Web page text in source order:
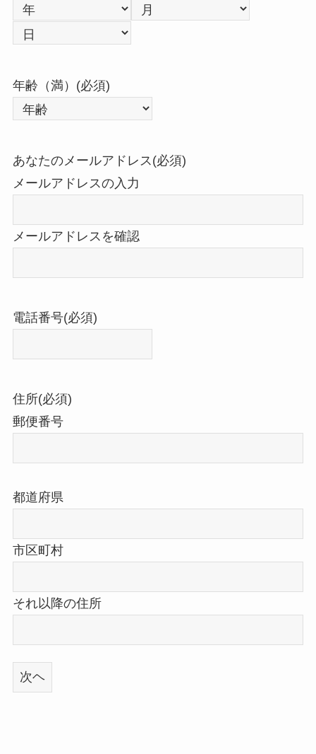
年
日
年齢（満） (必須)
あなたのメールアドレス(必須)
メールアドレスの入力
メールアドレスを確認
電話番号(必須)
住所(必須)
郵便番号
都道府県
市区町村
それ以降の住所